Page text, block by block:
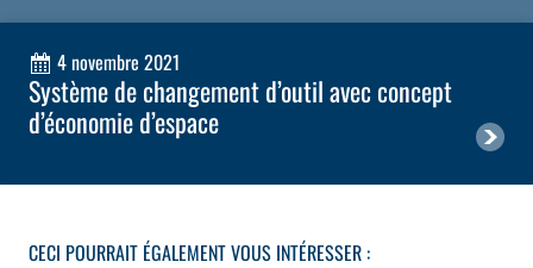
4 novembre 2021
Système de changement d’outil avec concept
d’économie d’espace
CECI POURRAIT ÉGALEMENT VOUS INTÉRESSER :